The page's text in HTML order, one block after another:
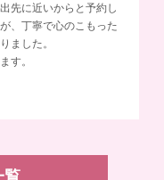
先に近いからと予約し
、丁寧で心のこもった
ました。
す。
覧